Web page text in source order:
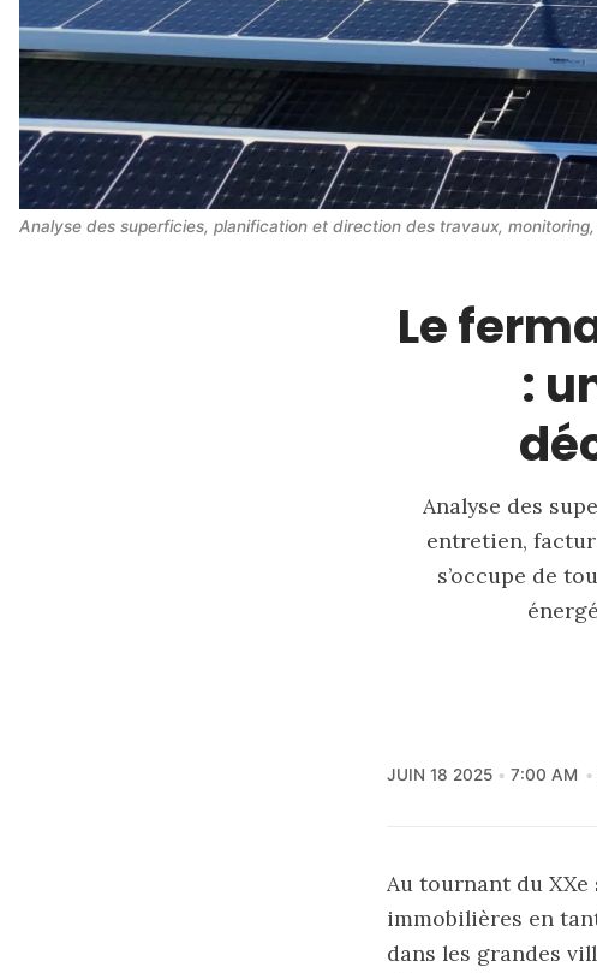
Le
:
Analyse des
entretien,
s’occupe de
Analyse des superficies, planification et direction des travaux,
JUIN 18 2025 7:00 AM
Au tournant du
immobilières en
dans les grandes
Lire